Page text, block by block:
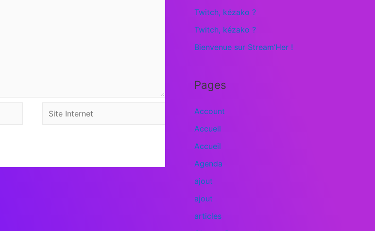
Twitch, kézako ?
Twitch, kézako ?
Bienvenue sur Stream’Her !
Pages
Account
Accueil
Accueil
Agenda
ajout
ajout
articles